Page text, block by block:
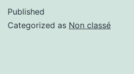
Published
Categorized as Non classé